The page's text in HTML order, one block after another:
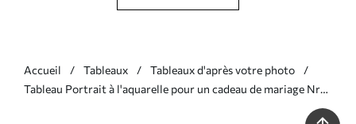
Accueil Tableaux
Tableaux d'après votre photo
Tableau Portrait à l'aquarelle pour un cadeau de mariage Nr